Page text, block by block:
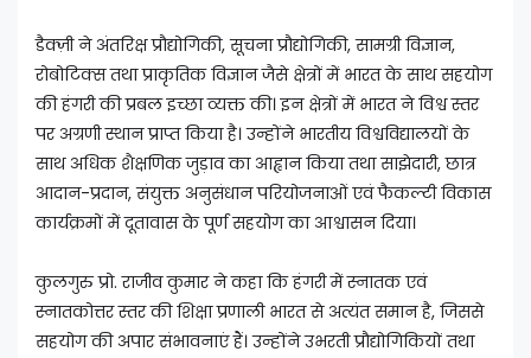
डैक्ज़ी ने अंतरिक्ष प्रौद्योगिकी, सूचना प्रौद्योगिकी, सामग्री विज्ञान,
रोबोटिक्स तथा प्राकृतिक विज्ञान जैसे क्षेत्रों में भारत के साथ सहयोग
की हंगरी की प्रबल इच्छा व्यक्त की। इन क्षेत्रों में भारत ने विश्व स्तर
पर अग्रणी स्थान प्राप्त किया है। उन्होंने भारतीय विश्वविद्यालयों के
साथ अधिक शैक्षणिक जुड़ाव का आह्वान किया तथा साझेदारी, छात्र
आदान-प्रदान, संयुक्त अनुसंधान परियोजनाओं एवं फैकल्टी विकास
कार्यक्रमों में दूतावास के पूर्ण सहयोग का आश्वासन दिया।
कुलगुरु प्रो. राजीव कुमार ने कहा कि हंगरी में स्नातक एवं
स्नातकोत्तर स्तर की शिक्षा प्रणाली भारत से अत्यंत समान है, जिससे
सहयोग की अपार संभावनाएं हैं। उन्होंने उभरती प्रौद्योगिकियों तथा